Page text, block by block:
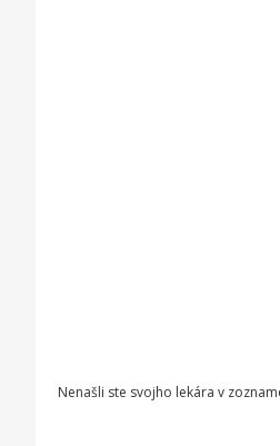
Nenašli ste svojho lekára v